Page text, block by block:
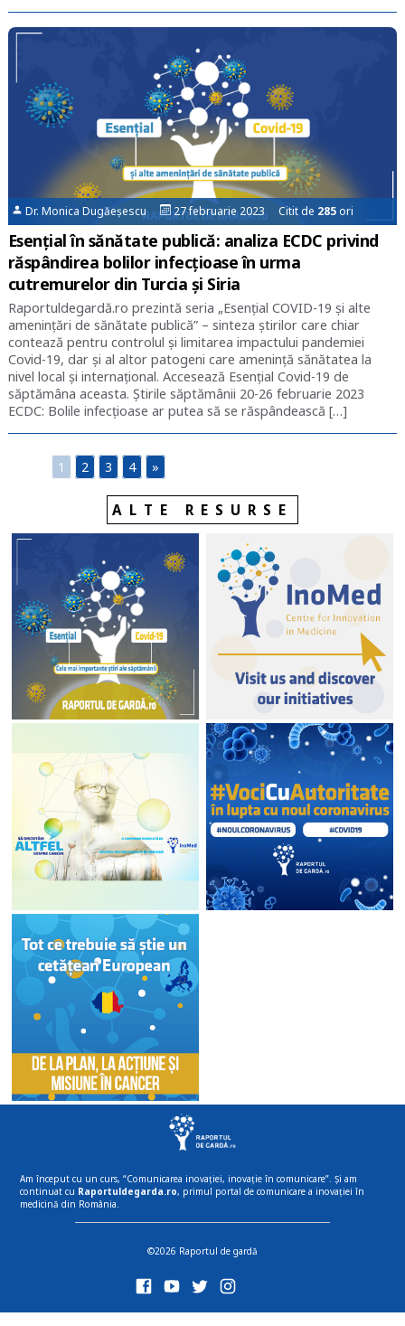
Dr. Monica Dugăeșescu 27 februarie 2023 Citit de 285ori
Esențial în sănătate publică: analiza ECDC privind
răspândirea bolilor infecțioase în urma
cutremurelor din Turcia și Siria
Raportuldegardă.ro prezintă seria „Esențial COVID-19 și alte
amenințări de sănătate publică” – sinteza știrilor care chiar
contează pentru controlul și limitarea impactului pandemiei
Covid-19, dar și al altor patogeni care amenință sănătatea la
nivel local și internațional. Accesează Esențial Covid-19 de
săptămâna aceasta. Știrile săptămânii 20-26 februarie 2023
ECDC: Bolile infecţioase ar putea să se răspândească […]
1 2 3 4 »
ALTE RESURSE
Am început cu un curs, “Comunicarea inovației, inovație în comunicare”. Și am
continuat cu Raportuldegarda.ro, primul portal de comunicare a inovației în
medicină din România.
©2026 Raportul de gardă